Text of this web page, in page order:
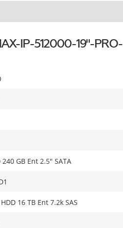
IP-512000-19"-PRO-
240 GB Ent 2.5" SATA
16 TB Ent 7.2k SAS